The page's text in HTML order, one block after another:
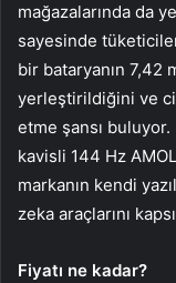
mağazalarında da
sayesinde
bir bataryanın 7,42
yerleştirildiğini ve
etme şansı
kavisli 144 Hz
markanın kendi
zeka araçlarını
Fiyatı ne kadar?